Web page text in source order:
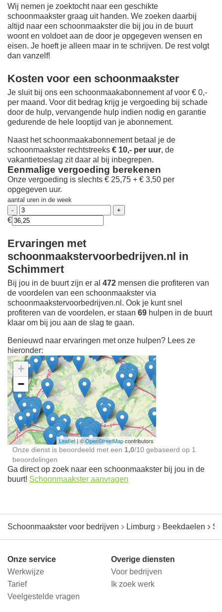
Wij nemen je zoektocht naar een geschikte
schoonmaakster graag uit handen. We zoeken daarbij
altijd naar een schoonmaakster die bij jou in de buurt
woont en voldoet aan de door je opgegeven wensen en
eisen. Je hoeft je alleen maar in te schrijven. De rest volgt
dan vanzelf!
Kosten voor een schoonmaakster
Je sluit bij ons een schoonmaakabonnement af voor € 0,-
per maand. Voor dit bedrag krijg je vergoeding bij schade
door de hulp, vervangende hulp indien nodig en garantie
gedurende de hele looptijd van je abonnement.
Naast het schoonmaakabonnement betaal je de
schoonmaakster rechtstreeks € 10,- per uur, de
vakantietoeslag zit daar al bij inbegrepen.
Eenmalige vergoeding berekenen
Onze vergoeding is slechts € 25,75 + € 3,50 per
opgegeven uur.
aantal uren in de week
€
Ervaringen met
schoonmaakstervoorbedrijven.nl in
Schimmert
Bij jou in de buurt zijn er al 472 mensen die profiteren van
de voordelen van een schoonmaakster via
schoonmaakstervoorbedrijven.nl. Ook je kunt snel
profiteren van de voordelen, er staan 69 hulpen in de buurt
klaar om bij jou aan de slag te gaan.
Benieuwd naar ervaringen met onze hulpen? Lees ze
hieronder:
Ontdek meer ervaringen
Schoonmaakster bij
jou in de buurt
+
−
Leaflet| ©OpenStreetMapcontributors
Onze dienst is beoordeeld met een 1,0/10 gebaseerd op 1
beoordelingen
Ga direct op zoek naar een schoonmaakster bij jou in de
buurt! Schoonmaakster aanvragen
Schoonmaakster voor bedrijven Limburg Beekdaelen
Onze service
Werkwijze
Tarief
Veelgestelde vragen
Overige diensten
Voor bedrijven
Ik zoek werk